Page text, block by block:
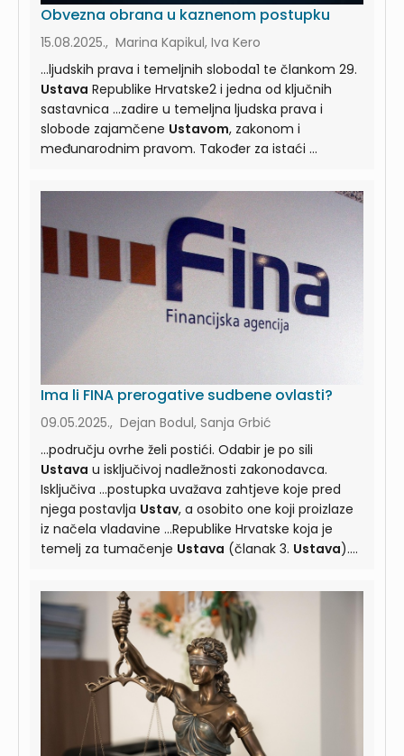
Obvezna obrana u kaznenom postupku
15.08.2025., Marina Kapikul, Iva Kero
...ljudskih prava i temeljnih sloboda1 te člankom 29.
Ustava Republike Hrvatske2 i jedna od ključnih
sastavnica ...zadire u temeljna ljudska prava i
slobode zajamčene Ustavom, zakonom i
međunarodnim pravom. Također za istaći ...
Ima li FINA prerogative sudbene ovlasti?
09.05.2025., Dejan Bodul, Sanja Grbić
...području ovrhe želi postići. Odabir je po sili
Ustava u isključivoj nadležnosti zakonodavca.
Isključiva ...postupka uvažava zahtjeve koje pred
njega postavlja Ustav, a osobito one koji proizlaze
iz načela vladavine ...Republike Hrvatske koja je
temelj za tumačenje Ustava (članak 3. Ustava).
...pravično suđenje, zajamčeno člankom 29. st. 1.
Ustava , obuhvaća više aspekata koji čitav proces
suđenja ...apsolutno; ono može biti zakonom
ograničeno (članak 16.Ustava). Ono je